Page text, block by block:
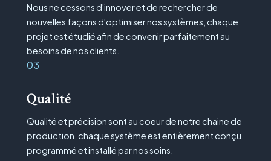
Nous ne cessons d'innover et de rechercher de
nouvelles façons d'optimiser nos systèmes, chaque
projet est étudié afin de convenir parfaitement au
besoins de nos clients.
03
Qualité
Qualité et précision sont au coeur de notre chaine de
production, chaque système est entièrement conçu,
programmé et installé par nos soins.